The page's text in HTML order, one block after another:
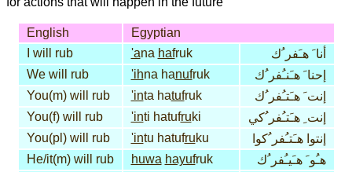
English
Egyptian
I will rub
'ana hafruk
أنا َ هـَفر ُك
We will rub
'ihna hanufruk
إحنا َ هـَنـُفر ُك
You(m) will rub
'inta hatufruk
إنت َ هـَتـُفر ُك
You(f) will rub
'inti hatufruki
إنت ِ هـَتـُفر ُكي
You(pl) will rub
'intu hatufruku
إنتوا هـَتـُفر ُكوا
He/it(m) will rub
huwa hayufruk
هـُو َ هـَيـُفر ُك